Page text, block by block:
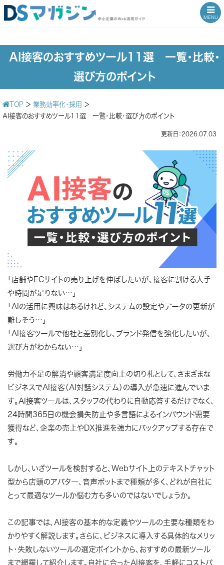
MENU
AI接客のおすすめツール11選 一覧・比較・
選び方のポイント
TOP ＞ 業務効率化・採用 ＞
AI接客のおすすめツール11選 一覧・比較・選び方のポイント
更新日：2026.07.03
「店舗やECサイトの売り上げを伸ばしたいが、接客に割ける人手
や時間が足りない…」
「AIの活用に興味はあるけれど、システムの設定やデータの更新が
難しそう…」
「AI接客ツールで他社と差別化し、ブランド発信を強化したいが、
選び方がわからない…」
労働力不足の解消や顧客満足度向上の切り札として、さまざまな
ビジネスでAI接客（AI対話システム）の導入が急速に進んでいま
す。AI接客ツールは、スタッフの代わりに自動応答するだけでなく、
24時間365日の機会損失防止や多言語によるインバウンド需要
獲得など、企業の売上やDX推進を強力にバックアップする存在で
す。
しかし、いざツールを検討すると、Webサイト上のテキストチャット
型から店頭のアバター、音声ボットまで種類が多く、どれが自社に
とって最適なツールか悩む方も多いのではないでしょうか。
この記事では、AI接客の基本的な定義やツールの主要な種類をわ
かりやすく解説します。さらに、ビジネスに導入する具体的なメリッ
ト・失敗しないツールの選定ポイントから、おすすめの最新ツール
まで網羅して紹介します。自社に合ったAI接客を、手軽にコストパ